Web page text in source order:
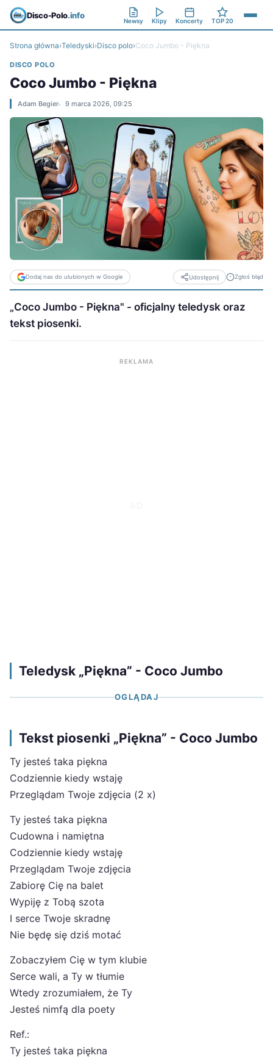
Disco-Polo.info
Newsy Klipy Koncerty TOP 20
Strona główna›Teledyski›Disco polo›Coco Jumbo - Piękna
DISCO POLO
Coco Jumbo - Piękna
Adam Begier 9 marca 2026, 09:25
Dodaj nas do ulubionych w Google Udostępnij Zgłoś błąd
„Coco Jumbo - Piękna" - oficjalny teledysk oraz
tekst piosenki.
REKLAMA
Teledysk „Piękna” - Coco Jumbo
OGLĄDAJ
Tekst piosenki „Piękna” - Coco Jumbo
Ty jesteś taka piękna
Codziennie kiedy wstaję
Przeglądam Twoje zdjęcia (2 x)
Ty jesteś taka piękna
Cudowna i namiętna
Codziennie kiedy wstaję
Przeglądam Twoje zdjęcia
Zabiorę Cię na balet
Wypiję z Tobą szota
I serce Twoje skradnę
Nie będę się dziś motać
Zobaczyłem Cię w tym klubie
Serce wali, a Ty w tłumie
Wtedy zrozumiałem, że Ty
Jesteś nimfą dla poety
Ref.:
Ty jesteś taka piękna